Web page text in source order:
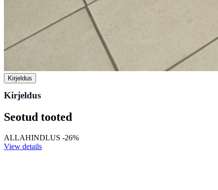
Kirjeldus
Kirjeldus
Seotud tooted
ALLAHINDLUS -26%
View details